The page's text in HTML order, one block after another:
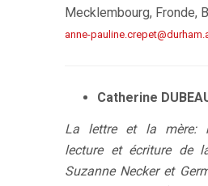
Mecklembourg, Fronde,
anne-
Catherine
La lettre et la mère:
lecture et écriture de
Suzanne Necker et